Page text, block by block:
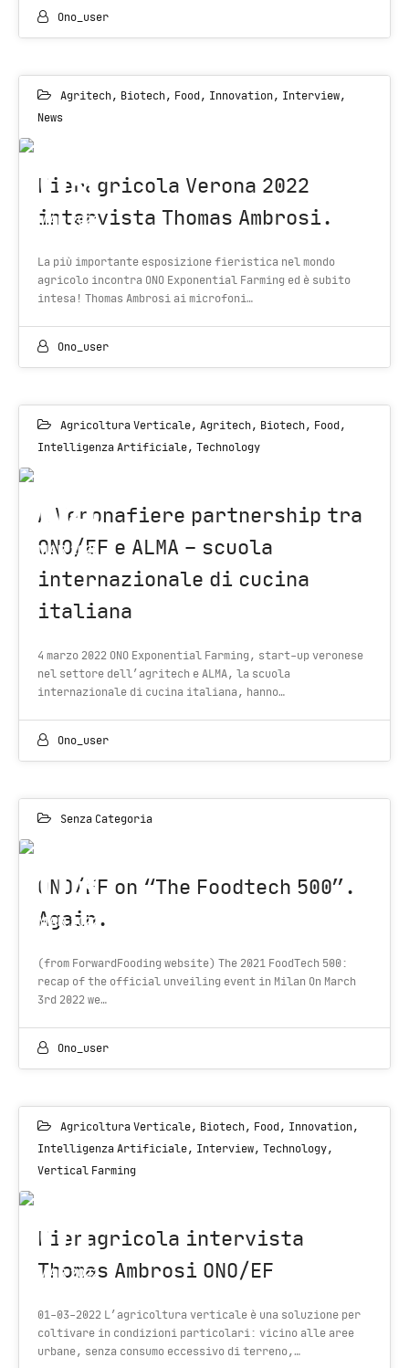
Ono_user
Agritech, Biotech, Food , Innovation, Interview,
News
05
MAR 2022
Fieragricola Verona 2022
intervista Thomas Ambrosi.
La più importante esposizione fieristica nel mondo
agricolo incontra ONO Exponential Farming ed è subito
intesa! Thomas Ambrosi ai microfoni…
Ono_user
Agricoltura Verticale, Agritech, Biotech, Food ,
Intelligenza Artificiale, Technology
04
MAR 2022
A Veronafiere partnership tra
ONO/EF e ALMA – scuola
internazionale di cucina
italiana
4 marzo 2022 ONO Exponential Farming, start-up veronese
nel settore dell’agritech e ALMA, la scuola
internazionale di cucina italiana, hanno…
Ono_user
Senza Categoria
03
MAR 2022
ONO/EF on “The Foodtech 500”.
Again.
(from ForwardFooding website) The 2021 FoodTech 500:
recap of the official unveiling event in Milan On March
3rd 2022 we…
Ono_user
Agricoltura Verticale, Biotech, Food , Innovation,
Intelligenza Artificiale, Interview, Technology,
Vertical Farming
01
MAR 2022
Fieragricola intervista
Thomas Ambrosi ONO/EF
01-03-2022 L’agricoltura verticale è una soluzione per
coltivare in condizioni particolari: vicino alle aree
urbane, senza consumo eccessivo di terreno,…